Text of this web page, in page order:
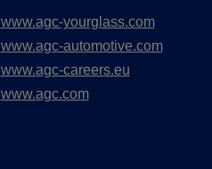
www.agc-yourglass.com
www.agc-automotive.com
www.agc-careers.eu
www.agc.com